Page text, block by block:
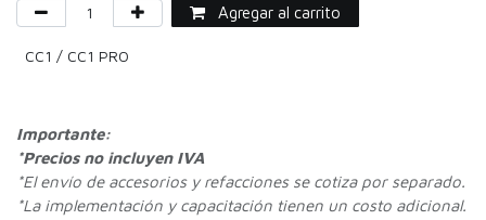
Agregar al carrito
CC1 / CC1 PRO
Importante:
*Precios no incluyen IVA
*El envío de accesorios y refacciones se cotiza por separado.
*La implementación y capacitación tienen un costo adicional.